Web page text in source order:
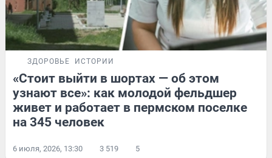
ЗДОРОВЬЕ ИСТОРИИ
«Стоит выйти в шортах — об этом
узнают все»: как молодой фельдшер
живет и работает в пермском поселке
на 345 человек
6 июля, 2026, 13:30 3 519 5